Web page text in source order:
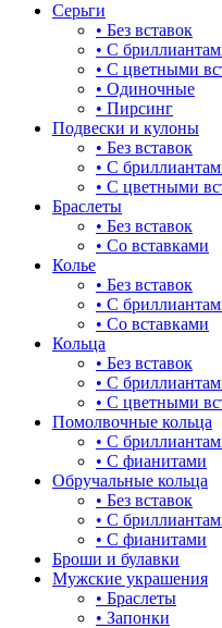
буквы
булавка
гвоздь
деревья
длинные
для мам
драконы и змеи
другие религии
животный мир
жучки и букашки
звезды
знаки зодиака
капля
квадрат (куб)
Серьги
• Без вставок
• С
• С цветными
• Одиночные
• Пирсинг
Подвески и кулоны
• Без вставок
• С
• С цветными
Браслеты
• Без вставок
• Со вставками
Колье
• Без вставок
• С
• Со вставками
Кольца
• Без вставок
• С
• С цветными
Помолвочные кольца
• С
• С фианитами
Обручальные кольца
• Без вставок
• С
• С фианитами
Броши и булавки
Мужские украшения
• Браслеты
• Запонки